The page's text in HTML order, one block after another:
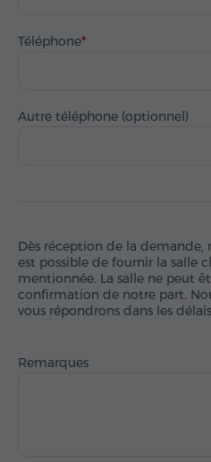
Téléphone
Autre téléphone (optionnel)
Dès réception de la demande,
est possible de fournir la salle
mentionnée. La salle ne peut
confirmation de notre part.
vous répondrons dans les
Remarques